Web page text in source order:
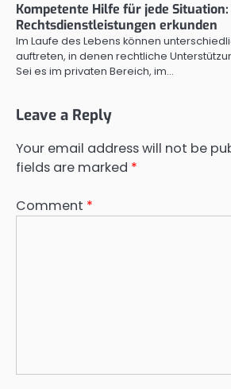
Kompetente Hilfe für jede
Rechtsdienstleistungen erkunden
Im Laufe des Lebens können
auftreten, in denen rechtliche
Sei es im privaten Bereich, im…
Leave a Reply
Your email address will not be
fields are marked *
Comment *